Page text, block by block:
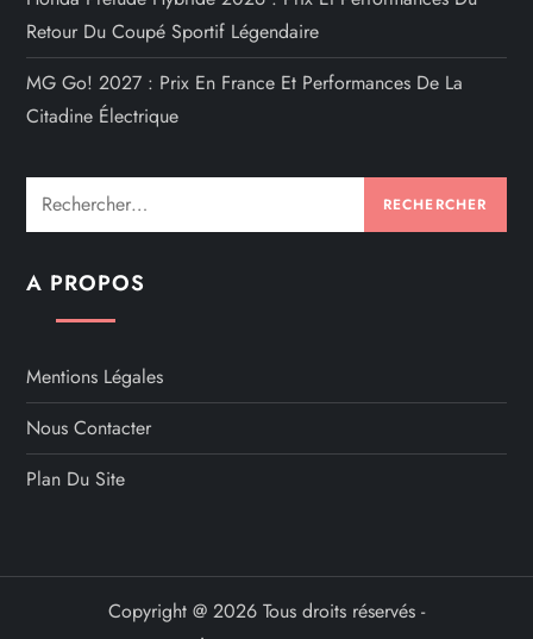
Retour Du Coupé Sportif Légendaire
MG Go! 2027 : Prix En France Et Performances De La
Citadine Électrique
Rechercher :
A PROPOS
Mentions Légales
Nous Contacter
Plan Du Site
Copyright @ 2026 Tous droits réservés -